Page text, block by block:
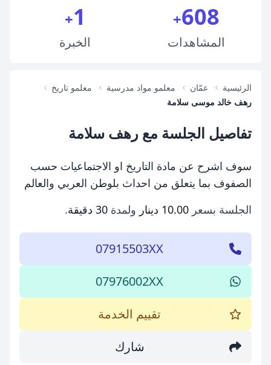
608
+
المشاهدات
1
+
الخبرة
الرئيسية عمّان معلمو مواد مدرسية
معلمو تاريخ
رهف خالد موسى سلامة
تفاصيل الجلسة مع رهف سلامة
سوف اشرح عن مادة التاريخ او الاجتماعيات حسب
الصفوف بما يتعلق من احداث بلوطن العربي والعالم
الجلسة بسعر 10.00 دينار ولمدة 30 دقيقة .
07915503XX
07976002XX
تقييم الخدمة
شارك